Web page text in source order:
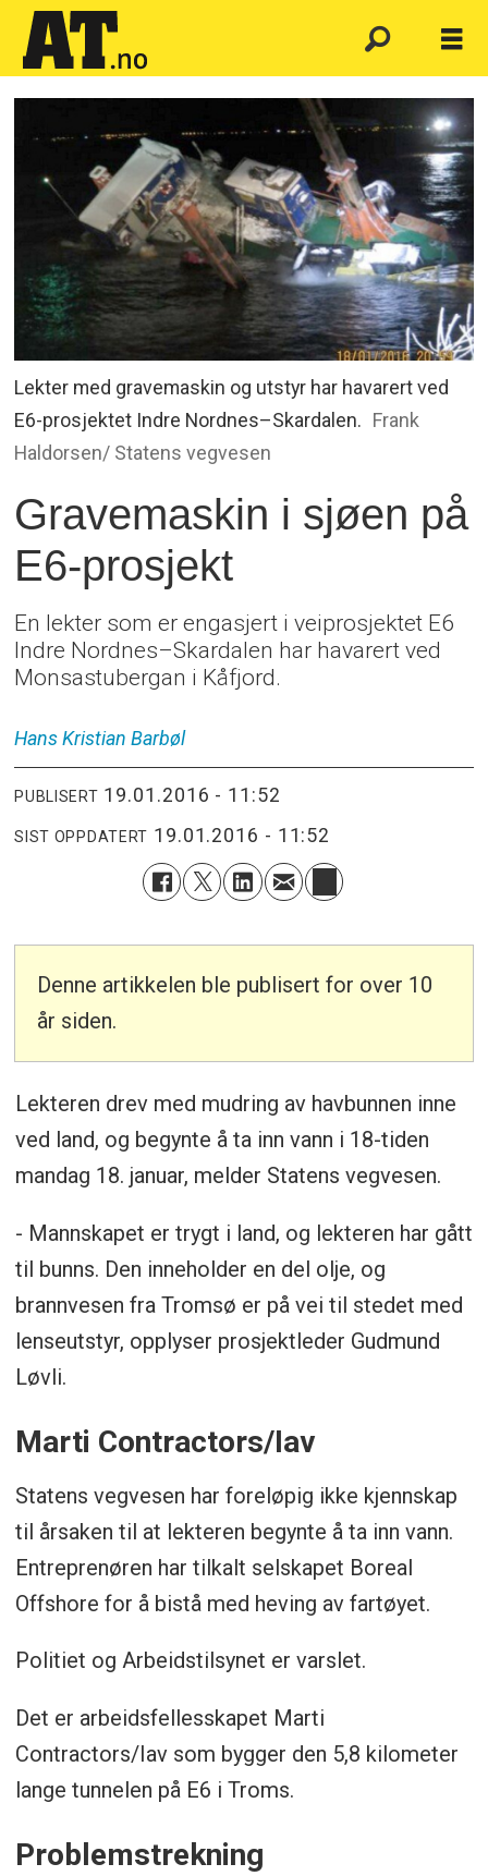
Lekter med gravemaskin og utstyr har havarert ved
E6-prosjektet Indre Nordnes–Skardalen. Frank
Haldorsen/ Statens vegvesen
Gravemaskin i sjøen på
E6-prosjekt
En lekter som er engasjert i veiprosjektet E6
Indre Nordnes–Skardalen har havarert ved
Monsastubergan i Kåfjord.
Hans Kristian Barbøl
PUBLISERT 19.01.2016 - 11:52
SIST OPPDATERT 19.01.2016 - 11:52
Denne artikkelen ble publisert for over 10
år siden.
Lekteren drev med mudring av havbunnen inne
ved land, og begynte å ta inn vann i 18-tiden
mandag 18. januar, melder Statens vegvesen.
- Mannskapet er trygt i land, og lekteren har gått
til bunns. Den inneholder en del olje, og
brannvesen fra Tromsø er på vei til stedet med
lenseutstyr, opplyser prosjektleder Gudmund
Løvli.
Marti Contractors/Iav
Statens vegvesen har foreløpig ikke kjennskap
til årsaken til at lekteren begynte å ta inn vann.
Entreprenøren har tilkalt selskapet Boreal
Offshore for å bistå med heving av fartøyet.
Politiet og Arbeidstilsynet er varslet.
Det er arbeidsfellesskapet Marti
Contractors/Iav som bygger den 5,8 kilometer
lange tunnelen på E6 i Troms.
Problemstrekning